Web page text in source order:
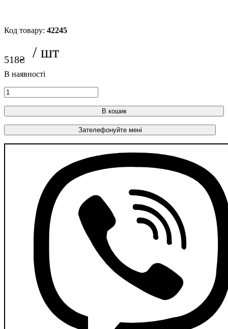
42245
518₴
В кошик
Зателефонуйте мені